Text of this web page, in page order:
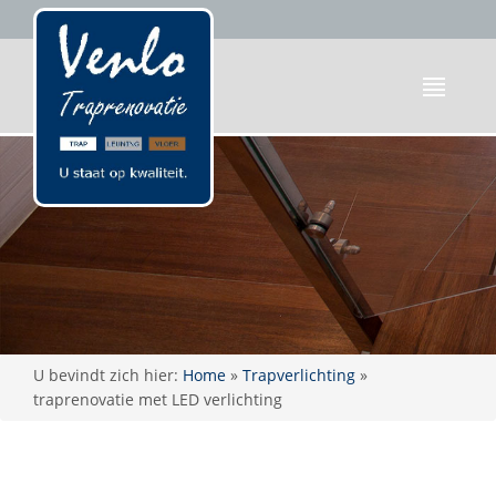
U bevindt zich hier: Home » Trapverlichting »
traprenovatie met LED verlichting